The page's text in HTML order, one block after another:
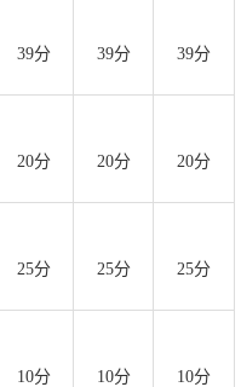
39分 39分 39分
20分 20分 20分
25分 25分 25分
10分 10分 10分